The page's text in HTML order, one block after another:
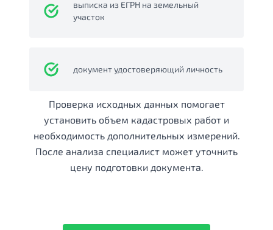
выписка из ЕГРН на земельный
участок
документ удостоверяющий личность
Проверка исходных данных помогает
установить объем кадастровых работ и
необходимость дополнительных измерений.
После анализа специалист может уточнить
цену подготовки документа.